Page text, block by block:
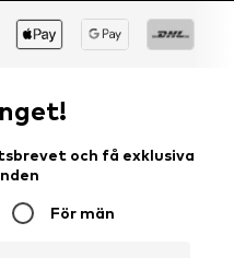
och få exklusiva
För män